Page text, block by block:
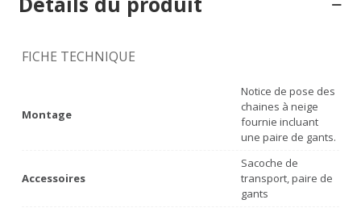
FICHE TECHNIQUE
Montage
Notice de pose des
chaines à neige
fournie incluant
une paire de gants.
Accessoires
Sacoche de
transport, paire de
gants